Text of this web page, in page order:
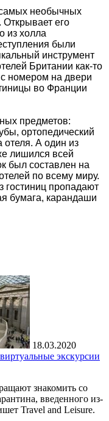
самых необычных
Открывает его
из холла
были
инструмент
Британии как-то
номером на двери
во Франции
предметов:
ортопедический
отеля. А один из
лишился всей
был составлен на
по всему миру.
гостиниц пропадают
бумага, карандаши
18.03.2020
экскурсии
знакомить со
введенного из-
Travel and Leisure.